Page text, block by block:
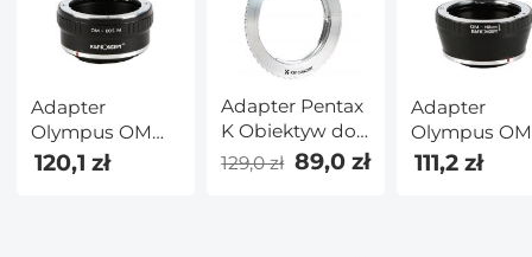
Adapter
Olympus OM
Obiektyw do
Canon EOS M
120,1 zł
Adapter Pentax
K Obiektyw do
Canon EF
129,0 zł 89,0 zł
Adapter
Olympus OM
Obiektyw do
Nikon 1
111,2 zł